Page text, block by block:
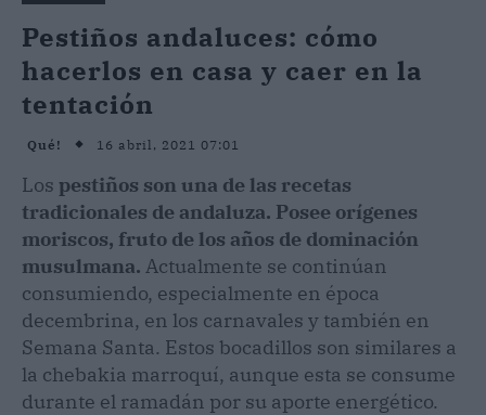
Pestiños andaluces: cómo
hacerlos en casa y caer en la
tentación
Qué! 16 abril, 2021 07:01
Los pestiños son una de las recetas
tradicionales de andaluza. Posee orígenes
moriscos, fruto de los años de dominación
musulmana. Actualmente se continúan
consumiendo, especialmente en época
decembrina, en los carnavales y también en
Semana Santa. Estos bocadillos son similares a
la chebakia marroquí, aunque esta se consume
durante el ramadán por su aporte energético.